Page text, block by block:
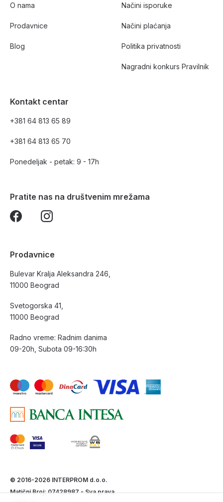
O nama
Prodavnice
Blog
Načini isporuke
Načini plaćanja
Politika privatnosti
Nagradni konkurs Pravilnik
Kontakt centar
+381 64 813 65 89
+381 64 813 65 70
Ponedeljak - petak: 9 - 17h
Pratite nas na društvenim mrežama
Prodavnice
Bulevar Kralja Aleksandra 246,
11000 Beograd
Svetogorska 41,
11000 Beograd
Radno vreme: Radnim danima
09-20h, Subota 09-16:30h
© 2016-2026 INTERPROM d.o.o.
Matični Broj: 07428987 - Sva prava